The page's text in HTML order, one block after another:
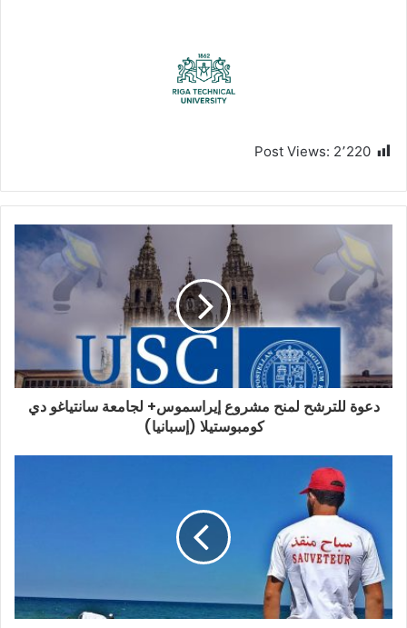
Post Views: 2٬220
دعوة للترشح لمنح مشروع إيراسموس+ لجامعة سانتياغو دي
كومبوستيلا (إسبانيا)